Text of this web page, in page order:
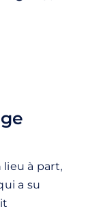
lieu à part,
a su